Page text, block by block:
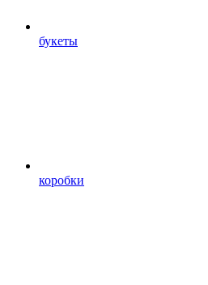
букеты
коробки